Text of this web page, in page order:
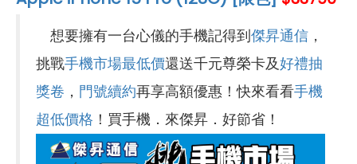
想要擁有一台心儀的手機記得到傑昇通信 ，
挑戰手機市場最低價還送千元尊榮卡及好禮抽
獎卷 ， 門號續約再享高額優惠！快來看看手機
超低價格 ！買手機．來傑昇．好節省！